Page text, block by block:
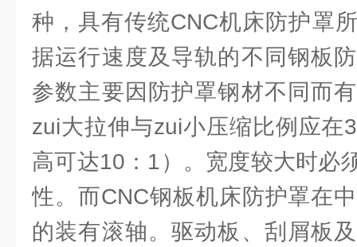
种，具有传统CNC机床防护罩
据运行速度及导轨的不同钢板
参数主要因防护罩钢材不同而
zui大拉伸与zui小压缩比例应在
高可达10：1）。宽度较大时必
性。而CNC钢板机床防护罩在
的装有滚轴。驱动板、刮屑板